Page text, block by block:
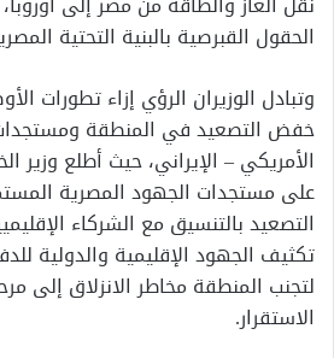
الحقول القبرصية بالبنية التحتية
وتبادل الوزيران الرؤي إزاء تطورات
خفض التصعيد في المنطقة
الأمريكي – الإيراني، حيث أطلع وزير
على مستجدات الجهود المصرية
التصعيد بالتنسيق مع الشركاء
تكثيف الجهود الإقليمية والدولية
لتجنب المنطقة مخاطر الانزلاق إلى
الاستقرار.